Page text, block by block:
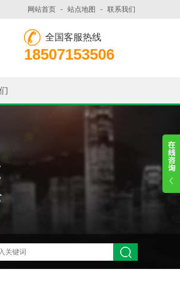
网站首页 - 站点地图 - 联系我们
全国客服热线
18507153506